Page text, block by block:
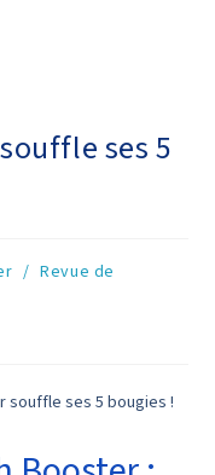
ses 5
/ Revue de
souffle ses 5 bougies !